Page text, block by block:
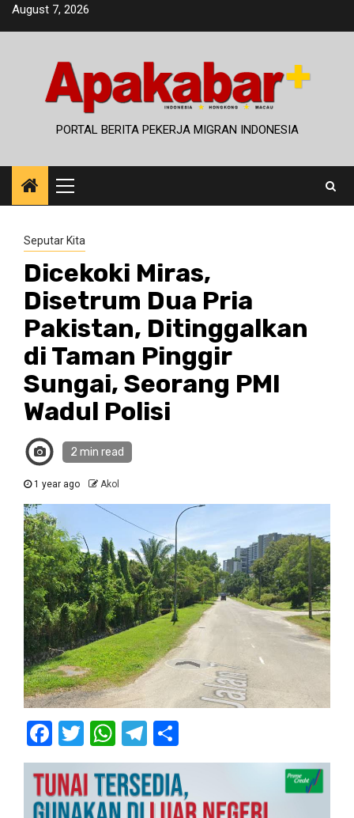
SkipAugust 7, 2026
PORTAL BERITA PEKERJA MIGRAN INDONESIA
Primary
Menu
Seputar Kita
Dicekoki Miras,
Disetrum Dua Pria
Pakistan, Ditinggalkan
di Taman Pinggir
Sungai, Seorang PMI
Wadul Polisi
2 min read
1 year ago Akol
Facebook
Twitter
WhatsApp
Telegram